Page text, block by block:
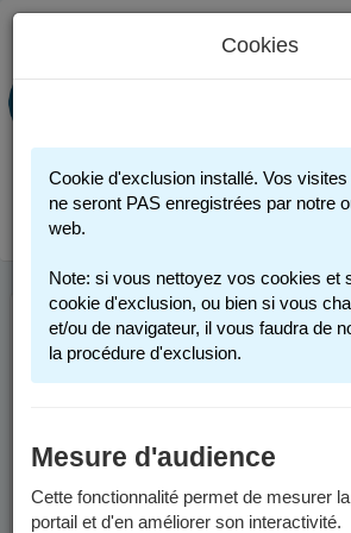
PORTAIL
INFOS
Vous possédez un compte
Si vous avez au moins un enfant
Cookies
Cookie d'exclusion installé. Vos
ne seront PAS enregistrées par notre
web.
Note: si vous nettoyez vos cookies et
cookie d'exclusion, ou bien si vous
et/ou de navigateur, il vous faudra de
la procédure d'exclusion.
Mesure d'audience
Cette fonctionnalité permet de mesurer
portail et d'en améliorer son interactivité.